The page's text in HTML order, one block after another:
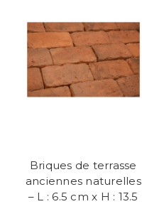
Briques de terrasse
anciennes naturelles
– L : 6.5 cm x H : 13.5